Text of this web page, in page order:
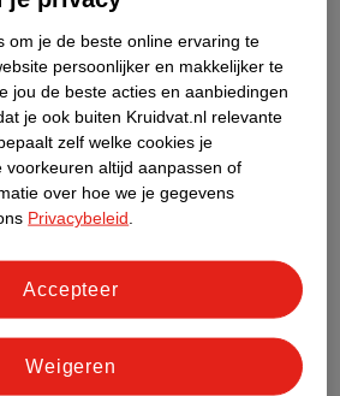
vervelend gevoel in je benen, vooral 's
of ligt. Dit wordt het Restless Legs
benen kunnen tintelen, kriebelen of
je de drang krijgt om te bewegen.
vaak, maar het gevoel komt snel
rusteloze benen hebben hierdoor moeite
dagritme kan helpen: zorg voor
bad voor het slapengaan kan je
Als de rusteloze benen blijven, is het
te vragen(1).
om je de beste online ervaring te
persoonlijker en makkelijker te
jou de beste acties en aanbiedingen
je ook buiten Kruidvat.nl relevante
zelf welke cookies je
voorkeuren altijd aanpassen of
over hoe we je gegevens
Privacybeleid
Weigeren
Accepteer